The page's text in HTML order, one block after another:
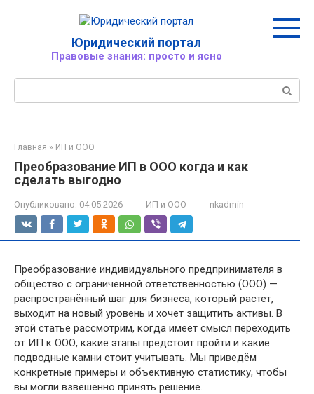
Юридический портал
Правовые знания: просто и ясно
Главная » ИП и ООО
Преобразование ИП в ООО когда и как
сделать выгодно
Опубликовано: 04.05.2026 ИП и ООО nkadmin
Преобразование индивидуального предпринимателя в
общество с ограниченной ответственностью (ООО) —
распространённый шаг для бизнеса, который растет,
выходит на новый уровень и хочет защитить активы. В
этой статье рассмотрим, когда имеет смысл переходить
от ИП к ООО, какие этапы предстоит пройти и какие
подводные камни стоит учитывать. Мы приведём
конкретные примеры и объективную статистику, чтобы
вы могли взвешенно принять решение.